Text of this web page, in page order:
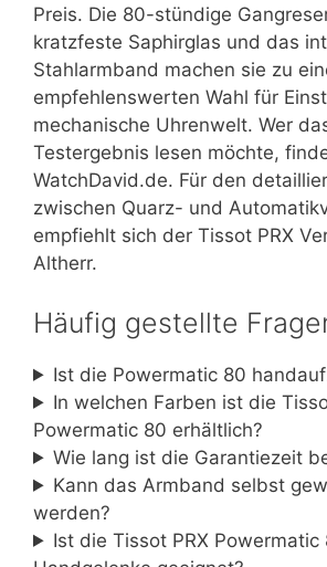
Preis. Die 80-stündige
kratzfeste Saphirglas und das
Stahlarmband machen sie zu
empfehlenswerten Wahl für
mechanische Uhrenwelt. Wer
Testergebnis lesen möchte,
WatchDavid.de. Für den
zwischen Quarz- und
empfiehlt sich der Tissot PRX
Altherr.
Häufig gestellte
Ist die Powermatic 80
In welchen Farben ist die
Powermatic 80 erhältlich?
Wie lang ist die Garantiezeit
Kann das Armband selbst
werden?
Ist die Tissot PRX Powermatic